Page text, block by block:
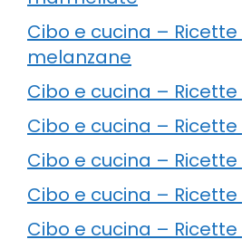
Cibo e cucina –
melanzane
Cibo e cucina –
Cibo e cucina –
Cibo e cucina –
Cibo e cucina –
Cibo e cucina –